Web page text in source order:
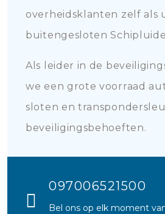
overheidsklanten zelf als
buitengesloten
Als leider in de
we een grote voorraad
sloten en
beveiligingsbehoeften.
097006521500
Bel ons op elk moment